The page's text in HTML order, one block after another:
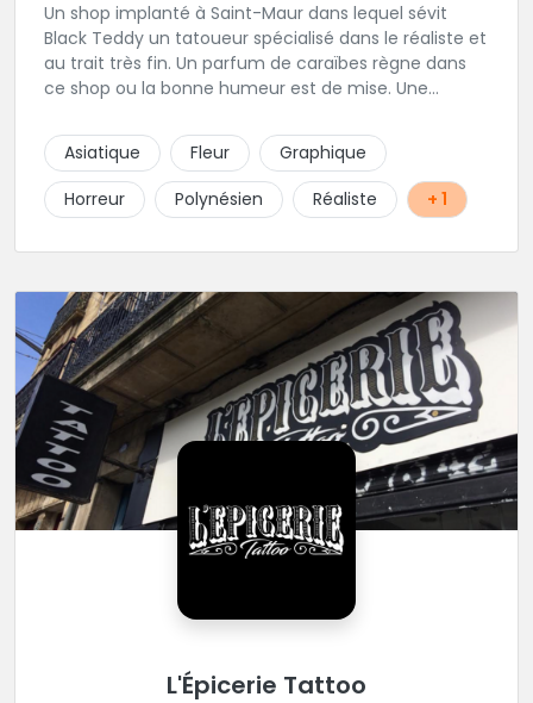
Un shop implanté à Saint-Maur dans lequel sévit
Black Teddy un tatoueur spécialisé dans le réaliste et
au trait très fin. Un parfum de caraïbes règne dans
ce shop ou la bonne humeur est de mise. Une
Asiatique
Fleur
Graphique
Horreur
Polynésien Réaliste + 1
L'Épicerie Tattoo